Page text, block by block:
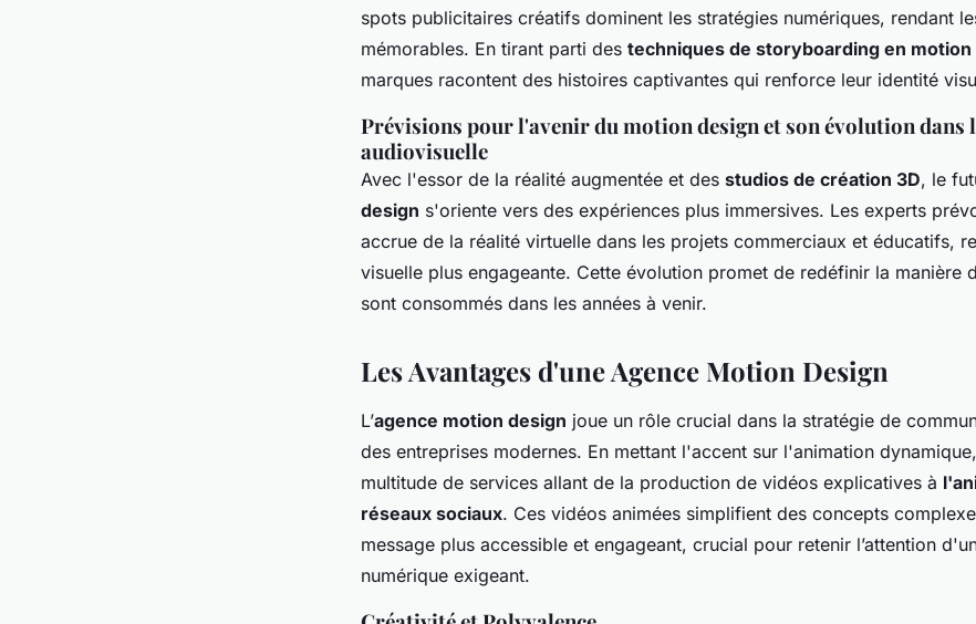
spots publicitaires créatifs dominent les stratégies numériques, rendant
mémorables. En tirant parti des techniques de storyboarding en motion
marques racontent des histoires captivantes qui renforce leur identité
Prévisions pour l'avenir du motion design et son évolution
audiovisuelle
Avec l'essor de la réalité augmentée et des studios de création 3D, le
design s'oriente vers des expériences plus immersives. Les experts
accrue de la réalité virtuelle dans les projets commerciaux et éducatifs,
visuelle plus engageante. Cette évolution promet de redéfinir la manière
sont consommés dans les années à venir.
Les Avantages d'une Agence Motion Design
L’agence motion design joue un rôle crucial dans la stratégie de
des entreprises modernes. En mettant l'accent sur l'animation
multitude de services allant de la production de vidéos explicatives à
réseaux sociaux. Ces vidéos animées simplifient des concepts
message plus accessible et engageant, crucial pour retenir l’attention
numérique exigeant.